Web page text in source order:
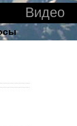
Видео